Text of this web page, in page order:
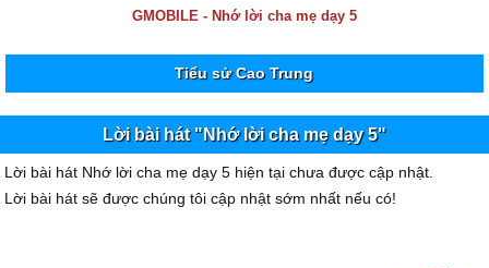
GMOBILE - Nhớ lời cha mẹ dạy 5
Tiểu sử Cao Trung
Lời bài hát "Nhớ lời cha mẹ dạy 5"
Lời bài hát Nhớ lời cha mẹ dạy 5 hiện tại chưa được cập nhật.
Lời bài hát sẽ được chúng tôi cập nhật sớm nhất nếu có!